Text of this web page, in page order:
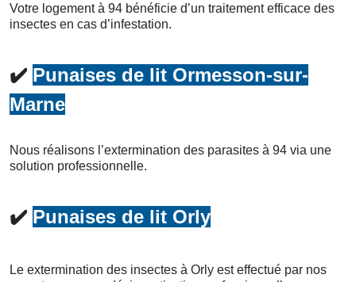
Votre logement à 94 bénéficie d’un traitement efficace des
insectes en cas d’infestation.
✔️ Punaises de lit Ormesson-sur-
Marne
Nous réalisons l’extermination des parasites à 94 via une
solution professionnelle.
✔️ Punaises de lit Orly
Le extermination des insectes à Orly est effectué par nos